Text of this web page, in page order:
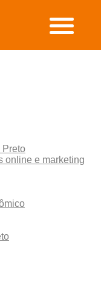
Preto
online e marketing